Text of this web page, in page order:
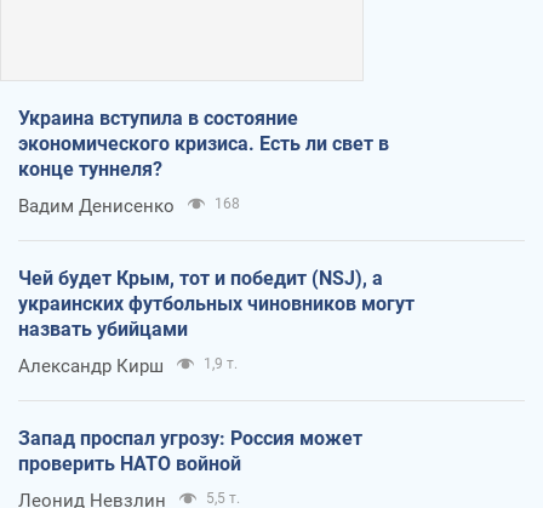
Украина вступила в состояние
экономического кризиса. Есть ли свет в
конце туннеля?
Вадим Денисенко 168
Чей будет Крым, тот и победит (NSJ), а
украинских футбольных чиновников могут
назвать убийцами
Александр Кирш 1,9 т.
Запад проспал угрозу: Россия может
проверить НАТО войной
Леонид Невзлин 5,5 т.